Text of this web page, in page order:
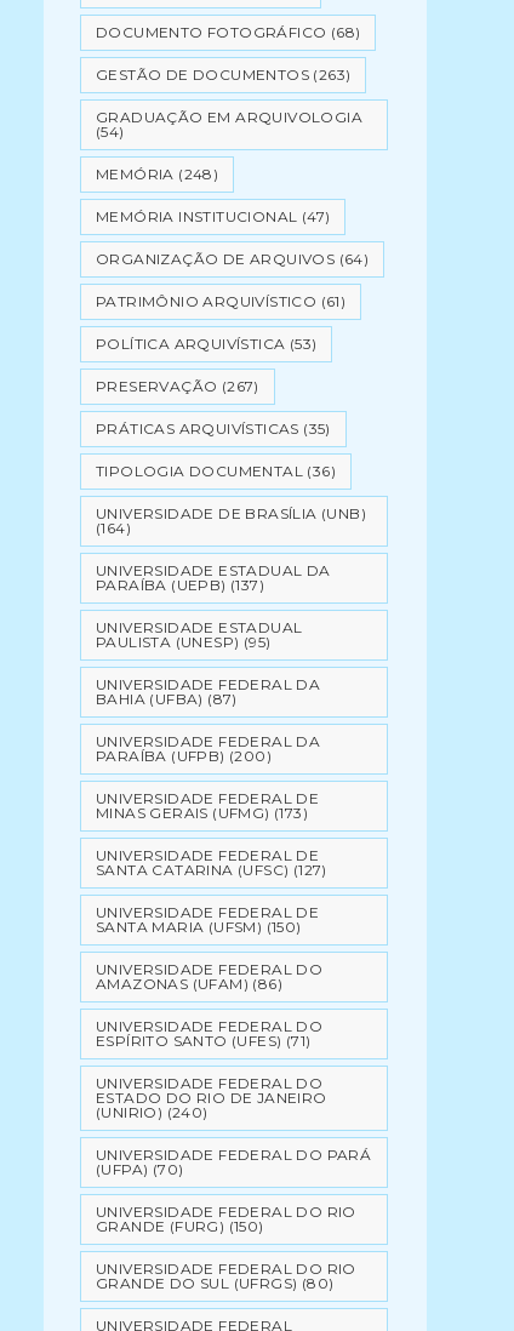
DOCUMENTO FOTOGRÁFICO (68)
GESTÃO DE DOCUMENTOS (263)
GRADUAÇÃO EM ARQUIVOLOGIA
(54)
MEMÓRIA (248)
MEMÓRIA INSTITUCIONAL (47)
ORGANIZAÇÃO DE ARQUIVOS (64)
PATRIMÔNIO ARQUIVÍSTICO (61)
POLÍTICA ARQUIVÍSTICA (53)
PRESERVAÇÃO (267)
PRÁTICAS ARQUIVÍSTICAS (35)
TIPOLOGIA DOCUMENTAL (36)
UNIVERSIDADE DE BRASÍLIA (UNB)
(164)
UNIVERSIDADE ESTADUAL DA
PARAÍBA (UEPB) (137)
UNIVERSIDADE ESTADUAL
PAULISTA (UNESP) (95)
UNIVERSIDADE FEDERAL DA
BAHIA (UFBA) (87)
UNIVERSIDADE FEDERAL DA
PARAÍBA (UFPB) (200)
UNIVERSIDADE FEDERAL DE
MINAS GERAIS (UFMG) (173)
UNIVERSIDADE FEDERAL DE
SANTA CATARINA (UFSC) (127)
UNIVERSIDADE FEDERAL DE
SANTA MARIA (UFSM) (150)
UNIVERSIDADE FEDERAL DO
AMAZONAS (UFAM) (86)
UNIVERSIDADE FEDERAL DO
ESPÍRITO SANTO (UFES) (71)
UNIVERSIDADE FEDERAL DO
ESTADO DO RIO DE JANEIRO
(UNIRIO) (240)
UNIVERSIDADE FEDERAL DO PARÁ
(UFPA) (70)
UNIVERSIDADE FEDERAL DO RIO
GRANDE (FURG) (150)
UNIVERSIDADE FEDERAL DO RIO
GRANDE DO SUL (UFRGS) (80)
UNIVERSIDADE FEDERAL